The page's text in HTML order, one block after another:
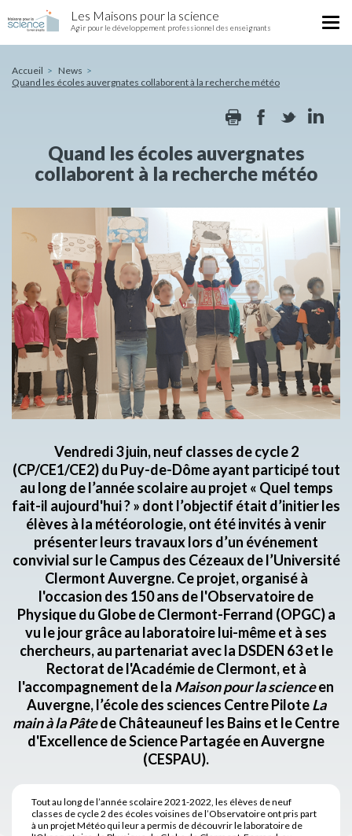
les
collaborent
to
Les Maisons pour la science
Agir pour le développement professionnel des enseignants
Accueil
News
Quand les écoles auvergnates collaborent à la recherche météo
PrintFacebook
Quand les écoles auvergnates
collaborent à la recherche météo
Vendredi 3 juin, neuf classes de cycle 2
(CP/CE1/CE2) du Puy-de-Dôme ayant participé tout
au long de l’année scolaire au projet « Quel temps
fait-il aujourd'hui ? » dont l’objectif était d’initier les
élèves à la météorologie, ont été invités à venir
présenter leurs travaux lors d’un événement
convivial sur le Campus des Cézeaux de l’Université
Clermont Auvergne. Ce projet, organisé à
l'occasion des 150 ans de l'Observatoire de
Physique du Globe de Clermont-Ferrand (OPGC) a
vu le jour grâce au laboratoire lui-même et à ses
chercheurs, au partenariat avec la DSDEN 63 et le
Rectorat de l'Académie de Clermont, et à
l'accompagnement de la Maison pour la scienceen
Auvergne, l’école des sciences Centre PiloteLa
main à la Pâtede Châteauneuf les Bains et le Centre
d'Excellence de Science Partagée en Auvergne
(CESPAU).
Tout au long de l’année scolaire 2021-2022, les élèves de neuf
classes de cycle 2 des écoles voisines de l’Observatoire ont pris part
à un projet Météo qui leur a permis de découvrir le laboratoire de